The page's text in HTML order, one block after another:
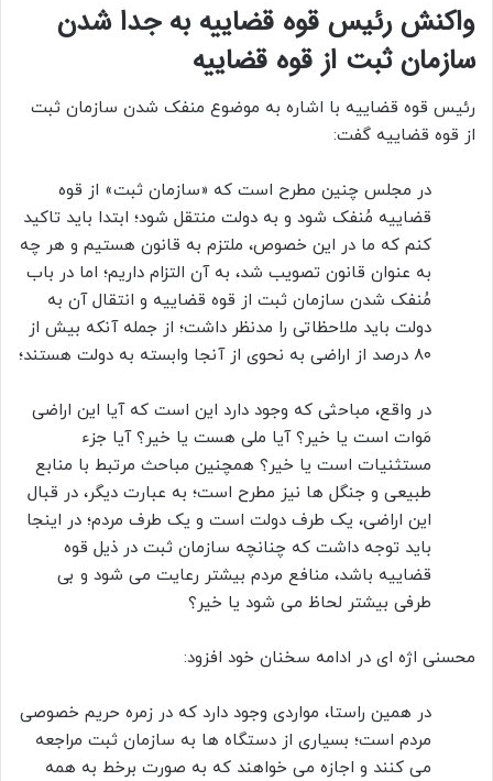
واکنش رئیس قوه قضاییه به جدا شدن
سازمان ثبت از قوه قضاییه
رئیس قوه قضاییه با اشاره به موضوع منفک شدن سازمان ثبت
از قوه قضاییه گفت:
در مجلس چنین مطرح است که «سازمان ثبت» از قوه
قضاییه مُنفک شود و به دولت منتقل شود؛ ابتدا باید تاکید
کنم که ما در این خصوص، ملتزم به قانون هستیم و هر چه
به عنوان قانون تصویب شد، به آن التزام داریم؛ اما در باب
مُنفک شدن سازمان ثبت از قوه قضاییه و انتقال آن به
دولت باید ملاحظاتی را مدنظر داشت؛ از جمله آنکه بیش از
۸۰ درصد از اراضی به نحوی از آنجا وابسته به دولت هستند؛
در واقع، مباحثی که وجود دارد این است که آیا این اراضی
مَوات است یا خیر؟ آیا ملی هست یا خیر؟ آیا جزء
مستثنیات است یا خیر؟ همچنین مباحث مرتبط با منابع
طبیعی و جنگل ها نیز مطرح است؛ به عبارت دیگر، در قبال
این اراضی، یک طرف دولت است و یک طرف مردم؛ در اینجا
باید توجه داشت که چنانچه سازمان ثبت در ذیل قوه
قضاییه باشد، منافع مردم بیشتر رعایت می شود و بی
طرفی بیشتر لحاظ می شود یا خیر؟
محسنی اژه ای در ادامه سخنان خود افزود:
در همین راستا، مواردی وجود دارد که در زمره حریم خصوصی
مردم است؛ بسیاری از دستگاه ها به سازمان ثبت مراجعه
می کنند و اجازه می خواهند که به صورت برخط به همه